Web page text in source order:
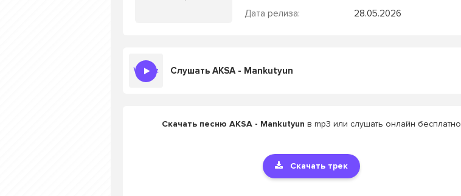
Дата релиза:
28.05.2026
Слушать AKSA - Mankutyun
Скачать песню AKSA - Mankutyun в mp3 или слушать онлайн бесплатно
Скачать трек